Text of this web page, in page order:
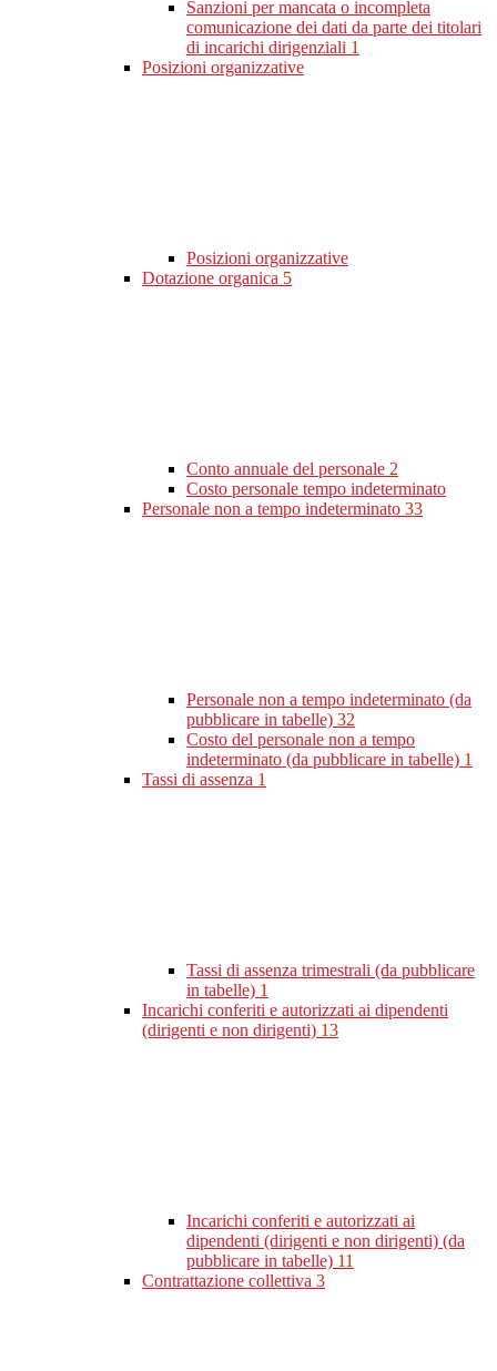
Sanzioni per mancata o incompleta
comunicazione dei dati da parte dei titolari
di incarichi dirigenziali 1
Posizioni organizzative
Posizioni organizzative
Dotazione organica 5
Conto annuale del personale 2
Costo personale tempo indeterminato
Personale non a tempo indeterminato 33
Personale non a tempo indeterminato (da
pubblicare in tabelle) 32
Costo del personale non a tempo
indeterminato (da pubblicare in tabelle) 1
Tassi di assenza 1
Tassi di assenza trimestrali (da pubblicare
in tabelle) 1
Incarichi conferiti e autorizzati ai dipendenti
(dirigenti e non dirigenti) 13
Incarichi conferiti e autorizzati ai
dipendenti (dirigenti e non dirigenti) (da
pubblicare in tabelle) 11
Contrattazione collettiva 3